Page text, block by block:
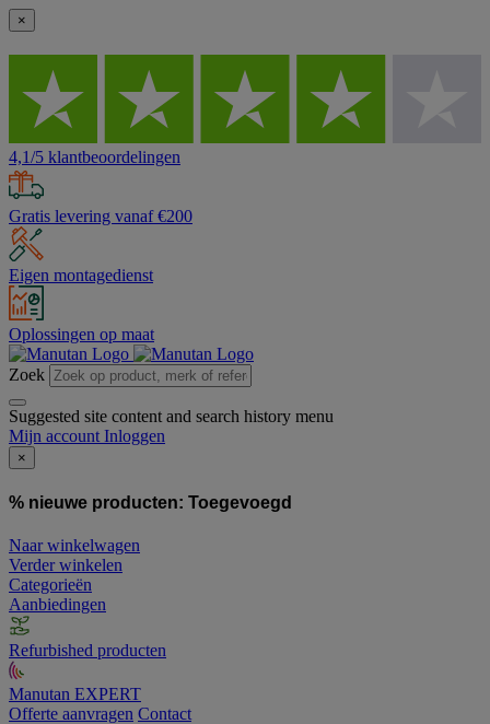
×
4,1/5 klantbeoordelingen
Gratis levering vanaf €200
Eigen montagedienst
Oplossingen op maat
Zoek
Suggested site content and search history menu
Mijn account Inloggen
×
% nieuwe producten: Toegevoegd
Naar winkelwagen
Verder winkelen
Categorieën
Aanbiedingen
Refurbished producten
Manutan EXPERT
Offerte aanvragen Contact